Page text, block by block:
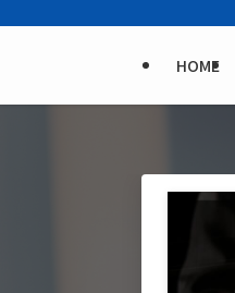
HOME